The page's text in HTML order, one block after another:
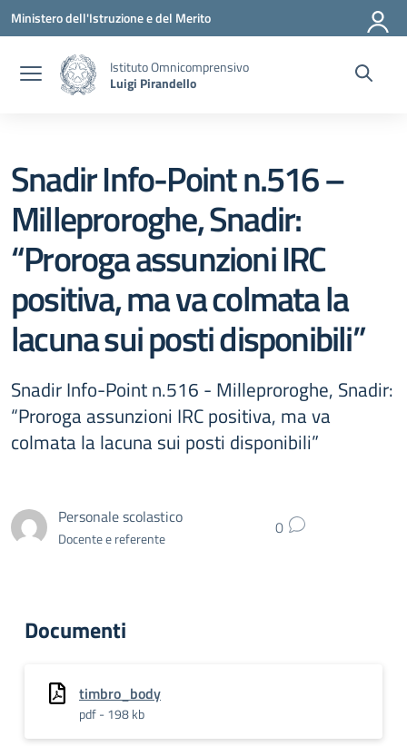
Vai ai contenuti
Vai al menu di navigazione
Vai al footer
Ministero dell'Istruzione e del Merito
Istituto Omnicomprensivo
Luigi Pirandello
Snadir Info-Point n.516 –
Milleproroghe, Snadir:
“Proroga assunzioni IRC
positiva, ma va colmata la
lacuna sui posti disponibili”
Snadir Info-Point n.516 - Milleproroghe, Snadir:
“Proroga assunzioni IRC positiva, ma va
colmata la lacuna sui posti disponibili”
Personale scolastico
Docente e referente 0
Documenti
timbro_body
pdf - 198 kb